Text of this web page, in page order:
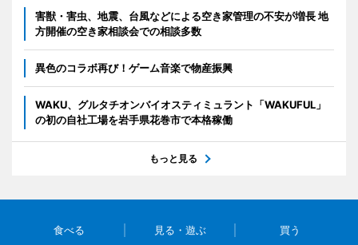
害獣・害虫、地震、台風などによる空き家管理の不安が増長 地
方開催の空き家相談会での相談多数
異色のコラボ再び！ゲーム音楽で物産振興
WAKU、グルタチオンバイオスティミュラント「WAKUFUL」
の初の自社工場を岩手県花巻市で本格稼働
もっと見る
食べる 見る・遊ぶ 買う